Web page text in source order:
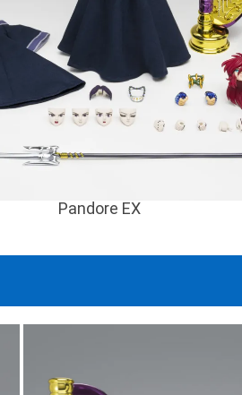
Pandore EX